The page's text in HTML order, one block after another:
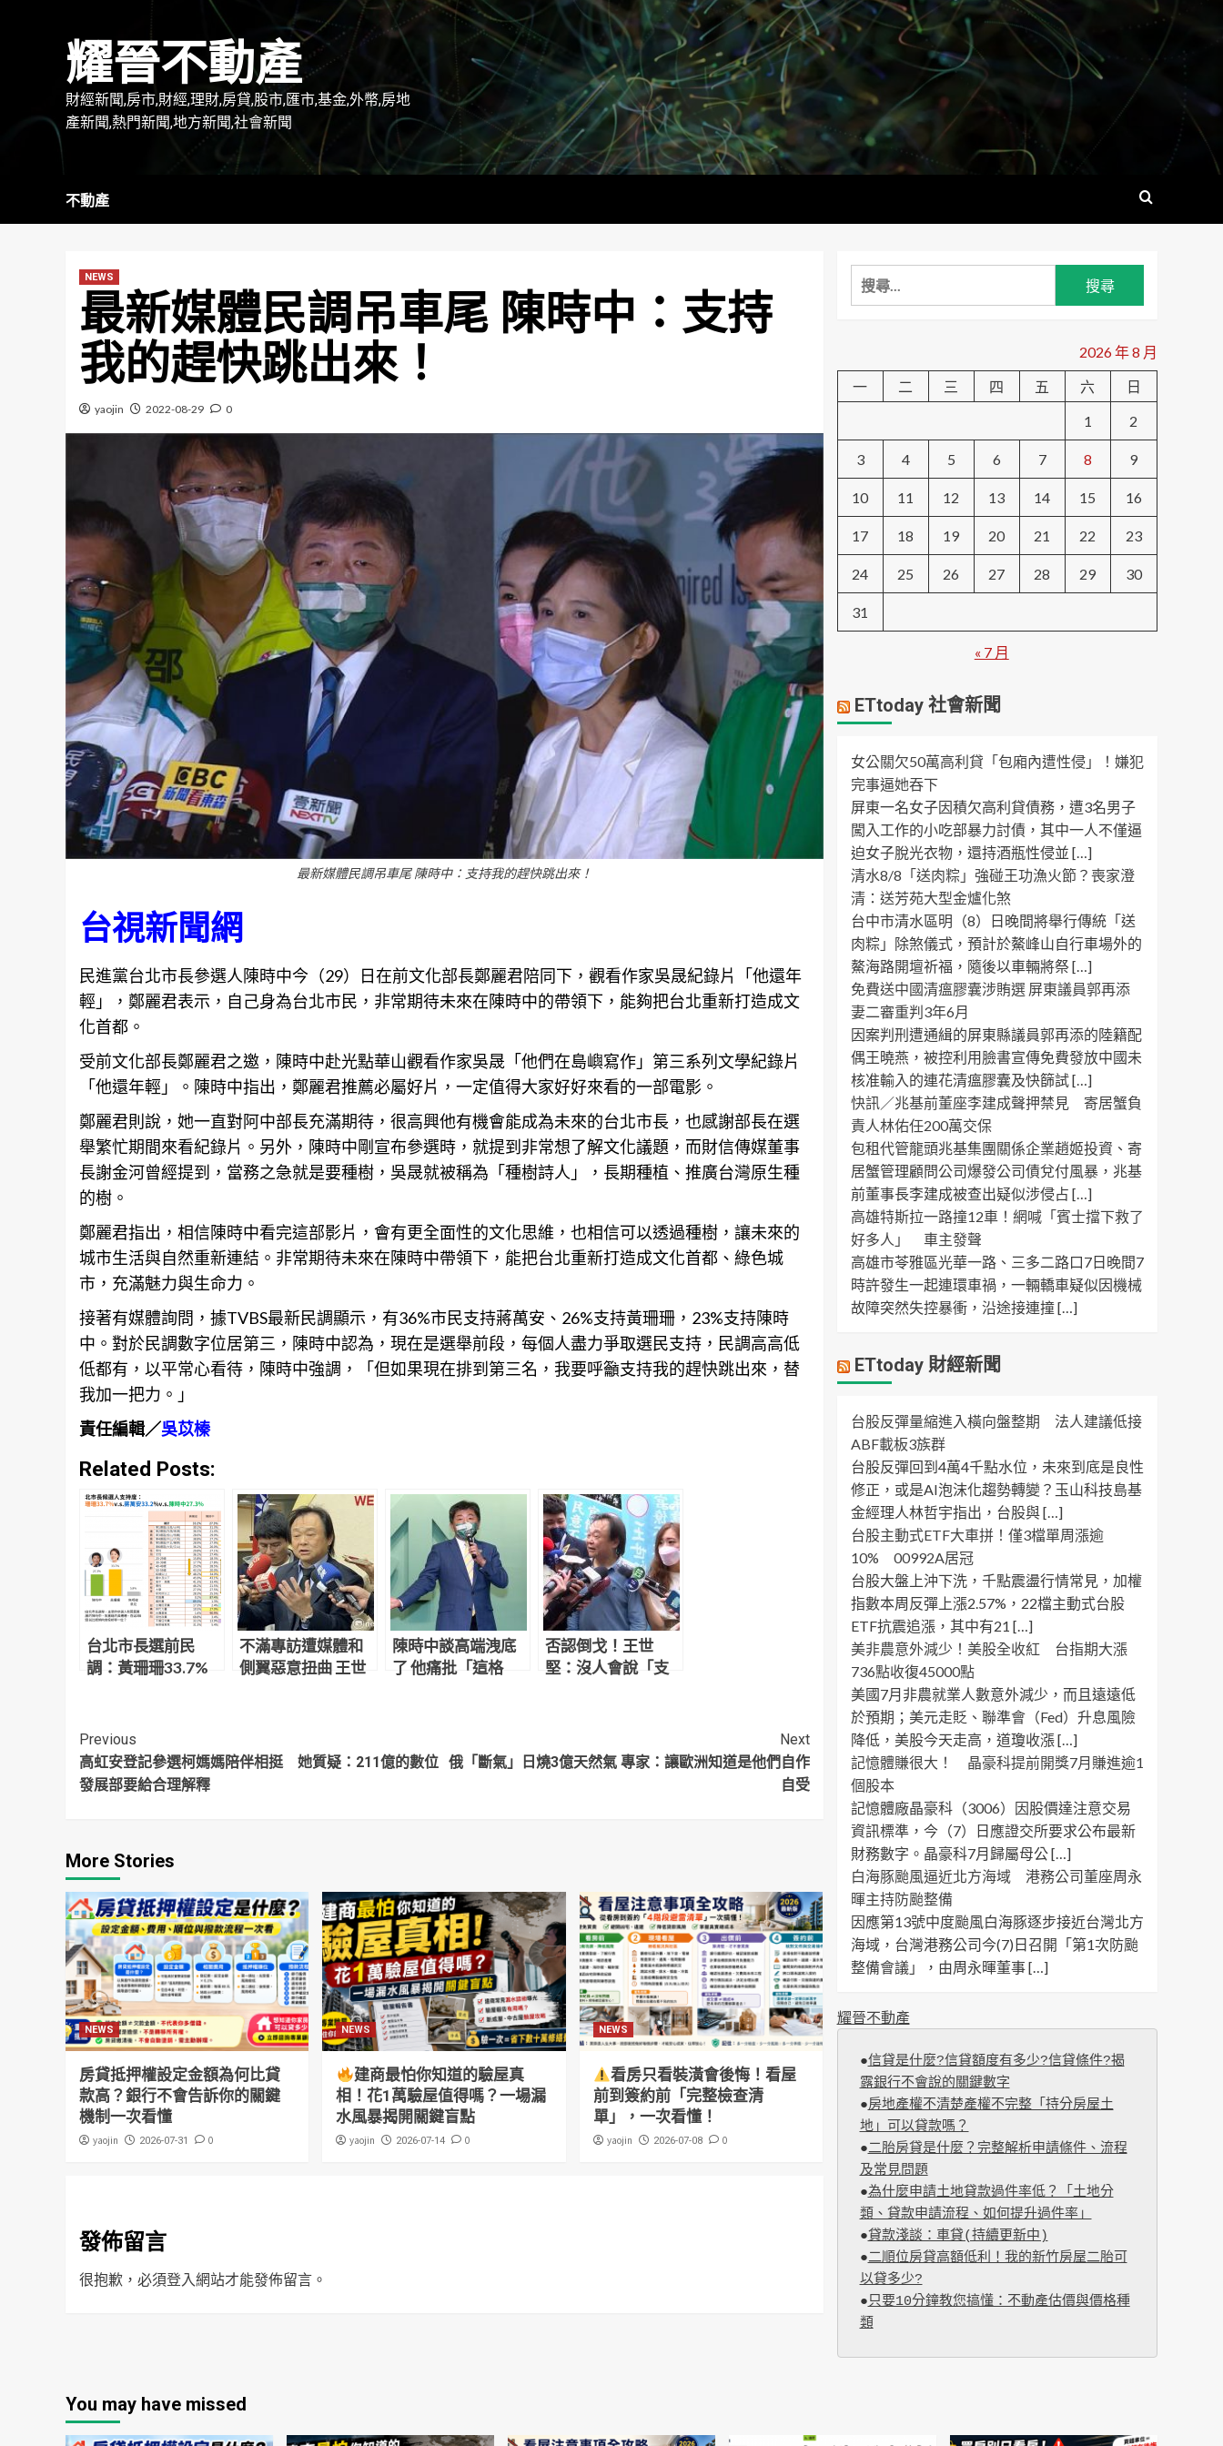
耀晉不動產
財經新聞,房市,財經,理財,房貸,股市,匯市,基金,外幣,房地
產新聞,熱門新聞,地方新聞,社會新聞
不動產
NEWS
最新媒體民調吊車尾 陳時中：支持
我的趕快跳出來！
yaojin 2022-08-29 0
最新媒體民調吊車尾 陳時中：支持我的趕快跳出來！
台視新聞網
民進黨台北市長參選人陳時中今（29）日在前文化部長鄭麗君陪同下，觀看作家吳晟紀錄片「他還年
輕」，鄭麗君表示，自己身為台北市民，非常期待未來在陳時中的帶領下，能夠把台北重新打造成文
化首都。
受前文化部長鄭麗君之邀，陳時中赴光點華山觀看作家吳晟「他們在島嶼寫作」第三系列文學紀錄片
「他還年輕」。陳時中指出，鄭麗君推薦必屬好片，一定值得大家好好來看的一部電影。
鄭麗君則說，她一直對阿中部長充滿期待，很高興他有機會能成為未來的台北市長，也感謝部長在選
舉繁忙期間來看紀錄片。另外，陳時中剛宣布參選時，就提到非常想了解文化議題，而財信傳媒董事
長謝金河曾經提到，當務之急就是要種樹，吳晟就被稱為「種樹詩人」，長期種植、推廣台灣原生種
的樹。
鄭麗君指出，相信陳時中看完這部影片，會有更全面性的文化思維，也相信可以透過種樹，讓未來的
城市生活與自然重新連結。非常期待未來在陳時中帶領下，能把台北重新打造成文化首都、綠色城
市，充滿魅力與生命力。
接著有媒體詢問，據TVBS最新民調顯示，有36%市民支持蔣萬安、26%支持黃珊珊，23%支持陳時
中。對於民調數字位居第三，陳時中認為，現在是選舉前段，每個人盡力爭取選民支持，民調高高低
低都有，以平常心看待，陳時中強調，「但如果現在排到第三名，我要呼籲支持我的趕快跳出來，替
我加一把力。」
責任編輯／吳苡榛
Related Posts:
台北市長選前民
調：黃珊珊33.7%
27.3%緊追在後
不滿專訪遭媒體和
側翼惡意扭曲 王世
陳時中談高端洩底
了 他痛批「這格
否認倒戈！王世
堅：沒人會說「支
Continue
Reading
Previous
高虹安登記參選柯媽媽陪伴相挺 她質疑：211億的數位
發展部要給合理解釋
Next
俄「斷氣」日燒3億天然氣 專家：讓歐洲知道是他們自作
自受
More Stories
NEWS
房貸抵押權設定金額為何比貸
款高？銀行不會告訴你的關鍵
機制一次看懂
yaojin 2026-07-31 0
NEWS
建商最怕你知道的驗屋真
相！花1萬驗屋值得嗎？一場漏
水風暴揭開關鍵盲點
yaojin 2026-07-14 0
NEWS
看房只看裝潢會後悔！看屋
前到簽約前「完整檢查清
單」，一次看懂！
yaojin 2026-07-08 0
發佈留言
很抱歉，必須登入網站才能發佈留言。
搜
尋
字:
2026 年 8 月
一
二 三 四 五 六
日
1
2
3 4 5 6 7 8 9
10 11 12 13 14 15 16
17 18 19 20 21 22 23
24 25 26 27 28 29 30
31
« 7 月
ETtoday 社會新聞
女公關欠50萬高利貸「包廂內遭性侵」！嫌犯
完事逼她吞下
屏東一名女子因積欠高利貸債務，遭3名男子
闖入工作的小吃部暴力討債，其中一人不僅逼
迫女子脫光衣物，還持酒瓶性侵並 […]
清水8/8「送肉粽」強碰王功漁火節？喪家澄
清：送芳苑大型金爐化煞
台中市清水區明（8）日晚間將舉行傳統「送
肉粽」除煞儀式，預計於鰲峰山自行車場外的
鰲海路開壇祈福，隨後以車輛將祭 […]
免費送中國清瘟膠囊涉賄選 屏東議員郭再添
妻二審重判3年6月
因案判刑遭通緝的屏東縣議員郭再添的陸籍配
偶王曉燕，被控利用臉書宣傳免費發放中國未
核准輸入的連花清瘟膠囊及快篩試 […]
快訊／兆基前董座李建成聲押禁見 寄居蟹負
責人林佑任200萬交保
包租代管龍頭兆基集團關係企業趙姬投資、寄
居蟹管理顧問公司爆發公司債兌付風暴，兆基
前董事長李建成被查出疑似涉侵占 […]
高雄特斯拉一路撞12車！網喊「賓士擋下救了
好多人」 車主發聲
高雄市苓雅區光華一路、三多二路口7日晚間7
時許發生一起連環車禍，一輛轎車疑似因機械
故障突然失控暴衝，沿途接連撞 […]
ETtoday 財經新聞
台股反彈量縮進入橫向盤整期 法人建議低接
ABF載板3族群
台股反彈回到4萬4千點水位，未來到底是良性
修正，或是AI泡沫化趨勢轉變？玉山科技島基
金經理人林哲宇指出，台股與 […]
台股主動式ETF大車拼！僅3檔單周漲逾
10% 00992A居冠
台股大盤上沖下洗，千點震盪行情常見，加權
指數本周反彈上漲2.57%，22檔主動式台股
ETF抗震追漲，其中有21 […]
美非農意外減少！美股全收紅 台指期大漲
736點收復45000點
美國7月非農就業人數意外減少，而且遠遠低
於預期；美元走貶、聯準會（Fed）升息風險
降低，美股今天走高，道瓊收漲 […]
記憶體賺很大！ 晶豪科提前開獎7月賺進逾1
個股本
記憶體廠晶豪科（3006）因股價達注意交易
資訊標準，今（7）日應證交所要求公布最新
財務數字。晶豪科7月歸屬母公 […]
白海豚颱風逼近北方海域 港務公司董座周永
暉主持防颱整備
因應第13號中度颱風白海豚逐步接近台灣北方
海域，台灣港務公司今(7)日召開「第1次防颱
整備會議」，由周永暉董事 […]
耀晉不動產
●信貸是什麼?信貸額度有多少?信貸條件?揭
露銀行不會說的關鍵數字
●房地產權不清楚產權不完整「持分房屋土
地」可以貸款嗎？
●二胎房貸是什麼？完整解析申請條件、流程
及常見問題
●為什麼申請土地貸款過件率低？「土地分
類、貸款申請流程、如何提升過件率」
●貸款淺談：車貸(持續更新中)
●二順位房貸高額低利！我的新竹房屋二胎可
以貸多少?
●只要10分鐘教您搞懂：不動產估價與價格種
類
You may have missed